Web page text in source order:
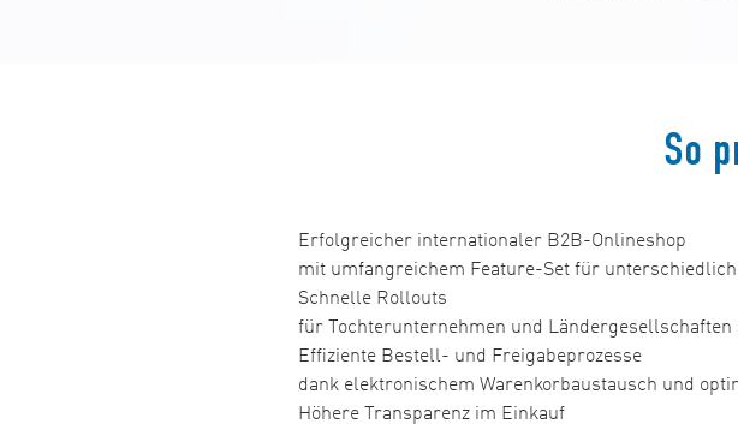
So
Erfolgreicher internationaler B2B-Onlineshop
mit umfangreichem Feature-Set für
Schnelle Rollouts
für Tochterunternehmen und
Effiziente Bestell- und Freigabeprozesse
dank elektronischem Warenkorbaustausch und
Höhere Transparenz im Einkauf